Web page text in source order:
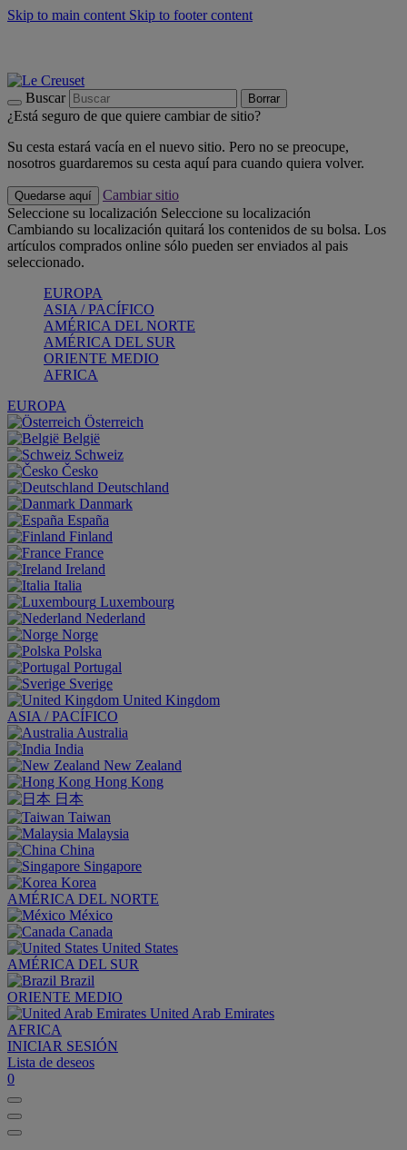
Skip to main content Skip to footer content
Buscar Borrar
¿Está seguro de que quiere cambiar de sitio?
Su cesta estará vacía en el nuevo sitio. Pero no se preocupe,
nosotros guardaremos su cesta aquí para cuando quiera volver.
Quedarse aquí
Cambiar sitio
Seleccione su localización Seleccione su localización
Cambiando su localización quitará los contenidos de su bolsa. Los
artículos comprados online sólo pueden ser enviados al pais
seleccionado.
EUROPA
ASIA / PACÍFICO
AMÉRICA DEL NORTE
AMÉRICA DEL SUR
ORIENTE MEDIO
AFRICA
EUROPA
Österreich
België
Schweiz
Česko
Deutschland
Danmark
España
Finland
France
Ireland
Italia
Luxembourg
Nederland
Norge
Polska
Portugal
Sverige
United Kingdom
ASIA / PACÍFICO
Australia
India
New Zealand
Hong Kong
日本
Taiwan
Malaysia
China
Singapore
Korea
AMÉRICA DEL NORTE
México
Canada
United States
AMÉRICA DEL SUR
Brazil
ORIENTE MEDIO
United Arab Emirates
AFRICA
INICIAR SESIÓN
Lista de deseos
0